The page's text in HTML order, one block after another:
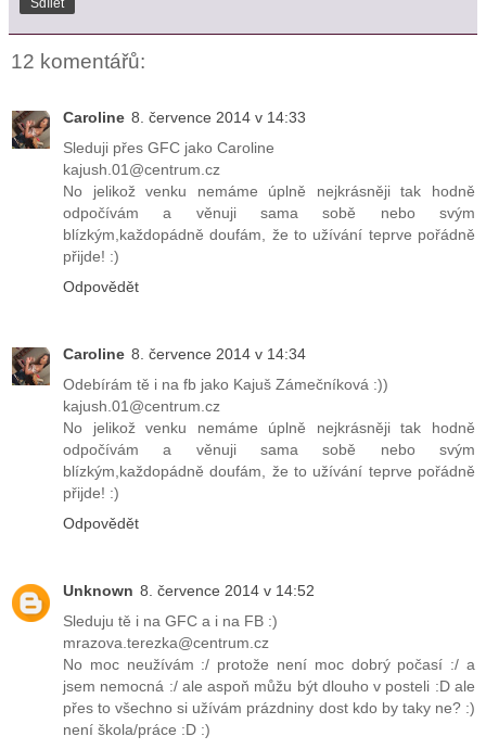
12 komentářů:
Caroline 8. července 2014 v 14:33
Sleduji přes GFC jako Caroline
kajush.01@centrum.cz
No jelikož venku nemáme úplně nejkrásněji tak hodně
odpočívám a věnuji sama sobě nebo svým
blízkým,každopádně doufám, že to užívání teprve pořádně
přijde! :)
Odpovědět
Caroline 8. července 2014 v 14:34
Odebírám tě i na fb jako Kajuš Zámečníková :))
kajush.01@centrum.cz
No jelikož venku nemáme úplně nejkrásněji tak hodně
odpočívám a věnuji sama sobě nebo svým
blízkým,každopádně doufám, že to užívání teprve pořádně
přijde! :)
Odpovědět
Unknown 8. července 2014 v 14:52
Sleduju tě i na GFC a i na FB :)
mrazova.terezka@centrum.cz
No moc neužívám :/ protože není moc dobrý počasí :/ a
jsem nemocná :/ ale aspoň můžu být dlouho v posteli :D ale
přes to všechno si užívám prázdniny dost kdo by taky ne? :)
není škola/práce :D :)